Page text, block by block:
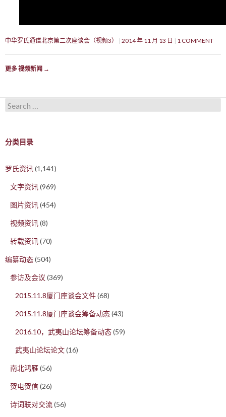
中华罗氏通谱北京第二次座谈会（视频3） 2014 年 11 月 13 日 1 COMMENT
更多 视频新闻 →
Search for:
分类目录
罗氏资讯(1,141)
文字资讯(969)
图片资讯(454)
视频资讯(8)
转载资讯(70)
编纂动态(504)
参访及会议 (369)
2015.11.8厦门座谈会文件(68)
2015.11.8厦门座谈会筹备动态(43)
2016.10，武夷山论坛筹备动态(59)
武夷山论坛论文(16)
南北鸿雁(56)
贺电贺信(26)
诗词联对交流(56)